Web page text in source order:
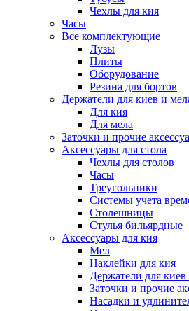
Чехлы для кия
Часы
Все комплектующие
Лузы
Плиты
Оборудование
Резина для бортов
Держатели для киев и
Для кия
Для мела
Заточки и прочие
Аксессуары для стола
Чехлы для столов
Часы
Треугольники
Системы учета
Столешницы
Стулья бильярдные
Аксессуары для кия
Мел
Наклейки для кия
Держатели для киев
Заточки и прочие
Насадки и